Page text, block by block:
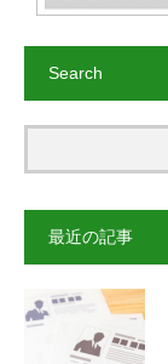
Search
最近の記事